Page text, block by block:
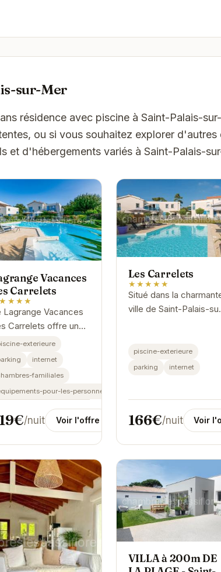
sur-Mer
résidence avec piscine à Saint-Palais-
ou si vous souhaitez explorer d'autres
et d'hébergements variés à Saint-Palais-
Vacances
Carrelets
Lagrange Vacances
Carrelets offre un
idéal pour des
des...
exterieure
internet
familiales
pour-les-personnes-handicapees
/nuit Voir l'offre
Les Carrelets
★★★★★
Situé dans la
ville de Saint-Palais-
confortable et bien
équipé.
piscine-exterieure
parking
internet
166€/nuit Voir
VILLA à 200m DE